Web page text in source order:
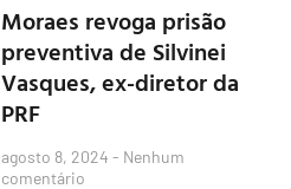
Moraes revoga prisão
preventiva de Silvinei
Vasques, ex-diretor da
PRF
agosto 8, 2024 Nenhum
comentário